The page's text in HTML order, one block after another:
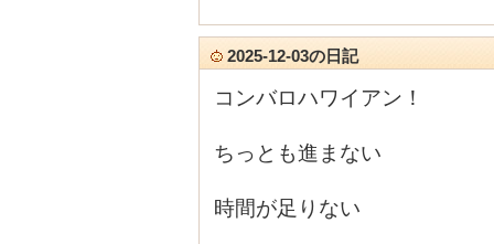
2025-12-03の日記
コンバロハワイアン！
ちっとも進まない
時間が足りない